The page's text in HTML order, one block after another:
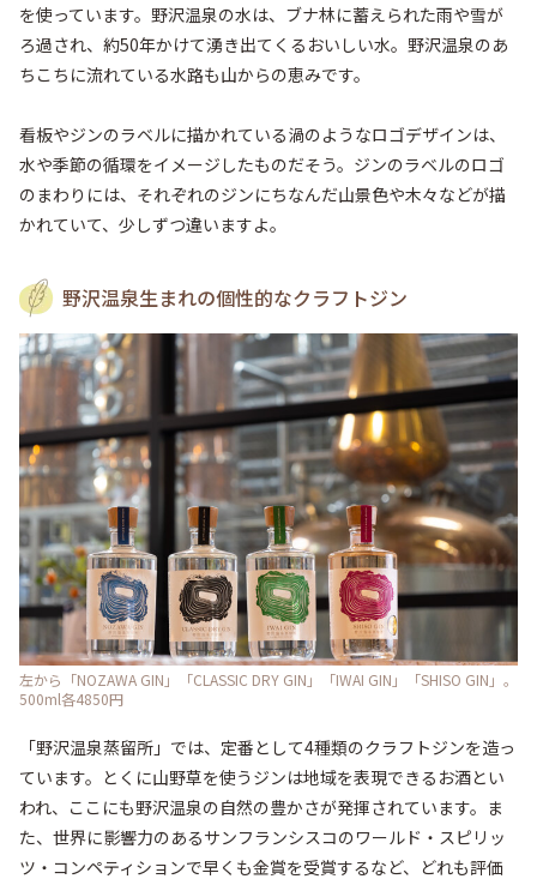
を使っています。野沢温泉の水は、ブナ林に蓄えられた雨や雪が
ろ過され、約50年かけて湧き出てくるおいしい水。野沢温泉のあ
ちこちに流れている水路も山からの恵みです。
看板やジンのラベルに描かれている渦のようなロゴデザインは、
水や季節の循環をイメージしたものだそう。ジンのラベルのロゴ
のまわりには、それぞれのジンにちなんだ山景色や木々などが描
かれていて、少しずつ違いますよ。
野沢温泉生まれの個性的なクラフトジン
左から「NOZAWA GIN」「CLASSIC DRY GIN」「IWAI GIN」「SHISO GIN」。
500ml各4850円
「野沢温泉蒸留所」では、定番として4種類のクラフトジンを造っ
ています。とくに山野草を使うジンは地域を表現できるお酒とい
われ、ここにも野沢温泉の自然の豊かさが発揮されています。ま
た、世界に影響力のあるサンフランシスコのワールド・スピリッ
ツ・コンペティションで早くも金賞を受賞するなど、どれも評価